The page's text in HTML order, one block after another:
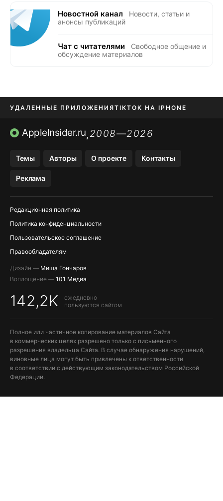
Новостной канал
Новости, статьи и
анонсы публикаций
Чат с читателями
Свободное общение и
обсуждение материалов
УДАЛЕННЫЕ ПРИЛОЖЕНИЯTIKTOK НА IPHONE
ПРИЛОЖЕНИЯ БЕЗ APP STORE
AppleInsider.ru,2008—2026
Темы Авторы О проекте Контакты
Реклама
Редакционная политика
Политика конфиденциальности
Пользовательское соглашение
Правообладателям
Дизайн — Миша Гончаров
Воплощение — 101 Медиа
142,2K
ежедневно
пользуются сайтом
Полное или частичное копирование материалов Сайта
в коммерческих целях разрешено только с письменного
разрешения владельца Сайта. В случае обнаружения нарушений,
виновные лица могут быть привлечены к ответственности
в соответствии с действующим законодательством Российской
Федерации.